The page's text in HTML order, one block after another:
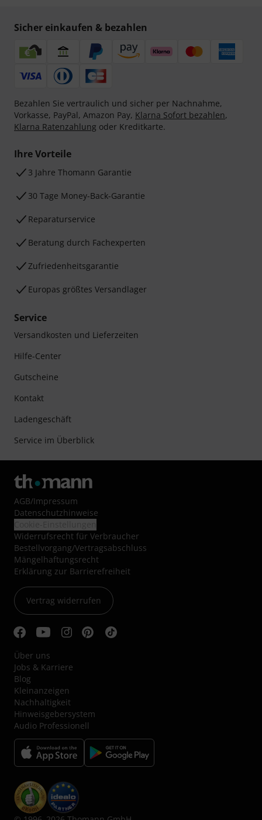
Sicher einkaufen & bezahlen
Bezahlen Sie vertraulich und sicher per Nachnahme,
Vorkasse, PayPal, Amazon Pay, Klarna Sofort bezahlen,
Klarna Ratenzahlung oder Kreditkarte.
Ihre Vorteile
3 Jahre Thomann Garantie
30 Tage Money-Back-Garantie
Reparaturservice
Beratung durch Fachexperten
Zufriedenheitsgarantie
Europas größtes Versandlager
Service
Versandkosten und Lieferzeiten
Hilfe-Center
Gutscheine
Kontakt
Ladengeschäft
Service im Überblick
AGB/Impressum
Datenschutzhinweise
Widerrufsrecht für Verbraucher
Bestellvorgang/Vertragsabschluss
Mängelhaftungsrecht
Erklärung zur Barrierefreiheit
Vertrag widerrufen
Über uns
Jobs & Karriere
Blog
Kleinanzeigen
Nachhaltigkeit
Hinweisgebersystem
Audio Professionell